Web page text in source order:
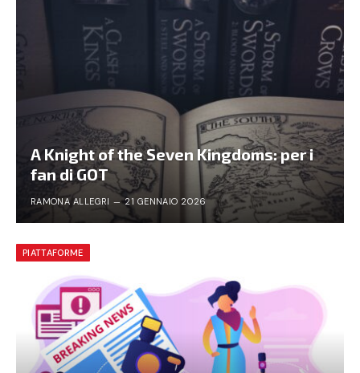
A Knight of the Seven Kingdoms: per i
fan di GOT
RAMONA ALLEGRI 21 GENNAIO 2026
PIATTAFORME